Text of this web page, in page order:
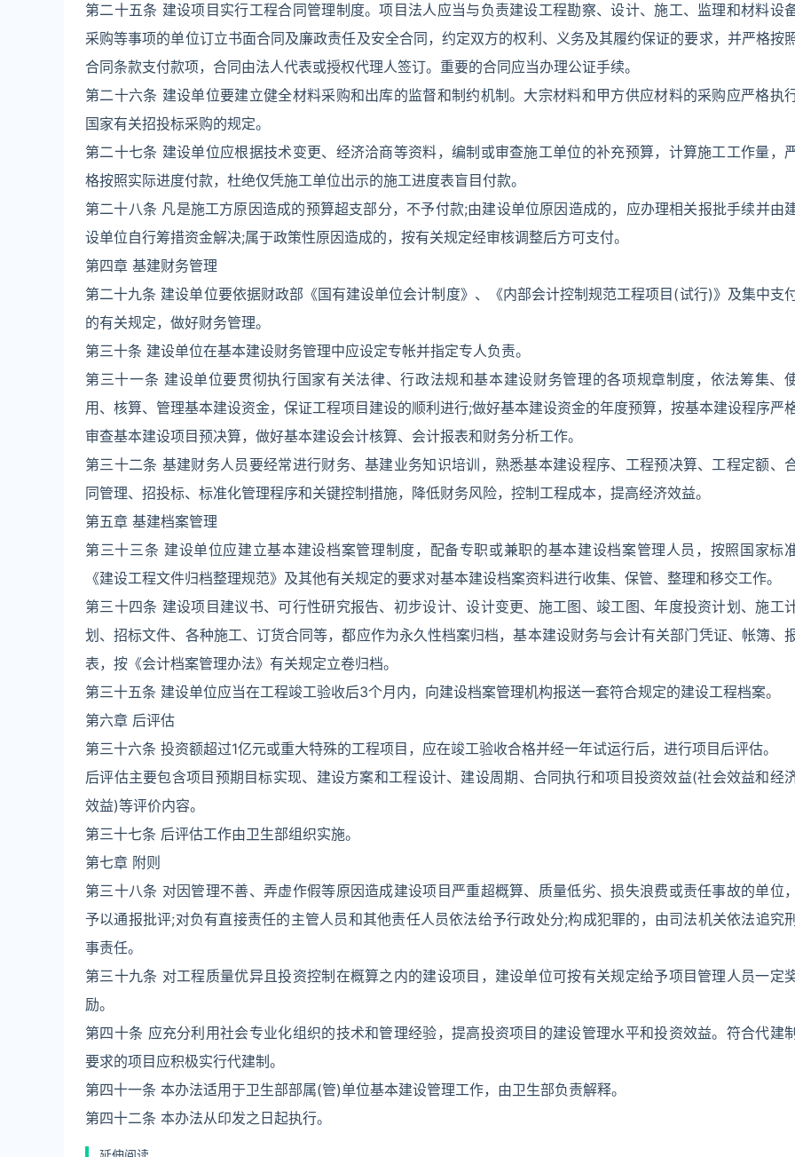
第二十五条 建设项目实行工程合同管理制度。项目法人应当与负责建设工程勘察、设计、施工、监理和材料设
采购等事项的单位订立书面合同及廉政责任及安全合同，约定双方的权利、义务及其履约保证的要求，并严格按
合同条款支付款项，合同由法人代表或授权代理人签订。重要的合同应当办理公证手续。
第二十六条 建设单位要建立健全材料采购和出库的监督和制约机制。大宗材料和甲方供应材料的采购应严格执
国家有关招投标采购的规定。
第二十七条 建设单位应根据技术变更、经济洽商等资料，编制或审查施工单位的补充预算，计算施工工作量，
格按照实际进度付款，杜绝仅凭施工单位出示的施工进度表盲目付款。
第二十八条 凡是施工方原因造成的预算超支部分，不予付款;由建设单位原因造成的，应办理相关报批手续并由
设单位自行筹措资金解决;属于政策性原因造成的，按有关规定经审核调整后方可支付。
第四章 基建财务管理
第二十九条 建设单位要依据财政部《国有建设单位会计制度》、《内部会计控制规范工程项目(试行)》及集中支
的有关规定，做好财务管理。
第三十条 建设单位在基本建设财务管理中应设定专帐并指定专人负责。
第三十一条 建设单位要贯彻执行国家有关法律、行政法规和基本建设财务管理的各项规章制度，依法筹集、
用、核算、管理基本建设资金，保证工程项目建设的顺利进行;做好基本建设资金的年度预算，按基本建设程序严
审查基本建设项目预决算，做好基本建设会计核算、会计报表和财务分析工作。
第三十二条 基建财务人员要经常进行财务、基建业务知识培训，熟悉基本建设程序、工程预决算、工程定额、
同管理、招投标、标准化管理程序和关键控制措施，降低财务风险，控制工程成本，提高经济效益。
第五章 基建档案管理
第三十三条 建设单位应建立基本建设档案管理制度，配备专职或兼职的基本建设档案管理人员，按照国家标
《建设工程文件归档整理规范》及其他有关规定的要求对基本建设档案资料进行收集、保管、整理和移交工作。
第三十四条 建设项目建议书、可行性研究报告、初步设计、设计变更、施工图、竣工图、年度投资计划、施工
划、招标文件、各种施工、订货合同等，都应作为永久性档案归档，基本建设财务与会计有关部门凭证、帐簿、
表，按《会计档案管理办法》有关规定立卷归档。
第三十五条 建设单位应当在工程竣工验收后3个月内，向建设档案管理机构报送一套符合规定的建设工程档案。
第六章 后评估
第三十六条 投资额超过1亿元或重大特殊的工程项目，应在竣工验收合格并经一年试运行后，进行项目后评估。
后评估主要包含项目预期目标实现、建设方案和工程设计、建设周期、合同执行和项目投资效益(社会效益和经
效益)等评价内容。
第三十七条 后评估工作由卫生部组织实施。
第七章 附则
第三十八条 对因管理不善、弄虚作假等原因造成建设项目严重超概算、质量低劣、损失浪费或责任事故的单位，
予以通报批评;对负有直接责任的主管人员和其他责任人员依法给予行政处分;构成犯罪的，由司法机关依法追究刑
事责任。
第三十九条 对工程质量优异且投资控制在概算之内的建设项目，建设单位可按有关规定给予项目管理人员一定
励。
第四十条 应充分利用社会专业化组织的技术和管理经验，提高投资项目的建设管理水平和投资效益。符合代建制
要求的项目应积极实行代建制。
第四十一条 本办法适用于卫生部部属(管)单位基本建设管理工作，由卫生部负责解释。
第四十二条 本办法从印发之日起执行。